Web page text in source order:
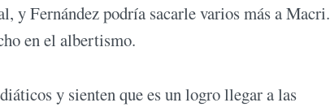
Fernández podría sacarle varios más a Macri.
en el albertismo.
y sienten que es un logro llegar a las